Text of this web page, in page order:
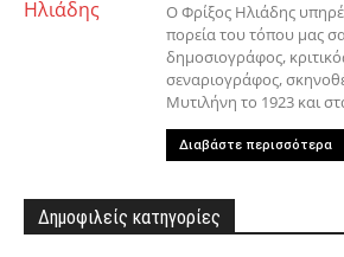
Ο Φρίξος Ηλιάδης
πορεία του τόπου μας
δημοσιογράφος,
σεναριογράφος,
Μυτιλήνη το 1923 και
Διαβάστε περισσότερα
Δημοφιλείς κατηγορίες